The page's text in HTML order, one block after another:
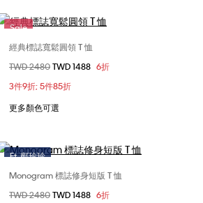
Sale
選擇您的尺碼
XXS
XS
L
經典標誌寬鬆圓領 T 恤
價格扣減從
TWD 2480至
TWD 1488 6折
3件9折; 5件85折
更多顏色可選
Ft. 鄺玲玲
Sale
選擇您的尺碼
XXS
XS
Monogram 標誌修身短版 T 恤
價格扣減從
TWD 2480至
TWD 1488 6折